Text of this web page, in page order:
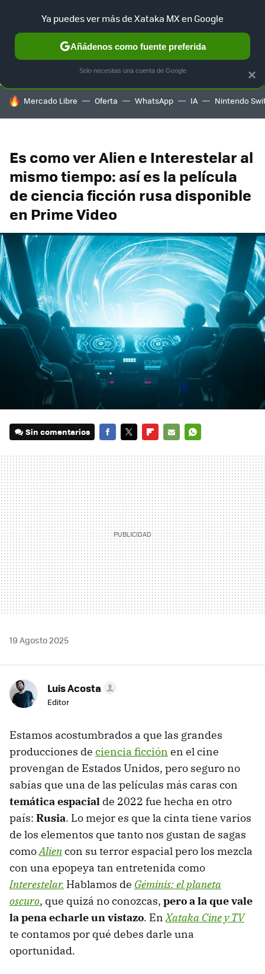
SELECCIÓN GAMING HOME AUTO TERRITORIO
HOY SE HABLA DE
Mercado Libre Oferta WhatsApp IA Nintendo
Es como ver Alien e Interestelar al
mismo tiempo: así es la película
de ciencia ficción rusa disponible
en Prime Video
Sin comentarios
MAIL
19 Agosto 2025
Luis Acosta
Editor
Estamos acostumbrados a que las grandes
producciones de ciencia ficción en el cine
provengan de Estados Unidos, pero seguro no
sabías que una de las películas más caras con
temática espacial de 2022 fue hecha en otro
país: Rusia. Lo mejor es que la cinta tiene varios
de los elementos que tanto nos gustan de sagas
comoAliencon su terror espacial pero los mezcla
con una epopeya tan entretenida como
Interestelar. Hablamos de Géminis: el planeta
oscuro, que quizá no conozcas, pero a la que vale
la pena echarle un vistazo. EnXataka Cine y TV
te contamos por qué debes darle una
oportunidad.
×
Ya puedes ver más de Xataka MX en Google
Añádenos como fuente preferida
Solo necesitas una cuenta de Google